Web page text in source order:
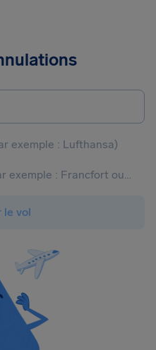
le vol